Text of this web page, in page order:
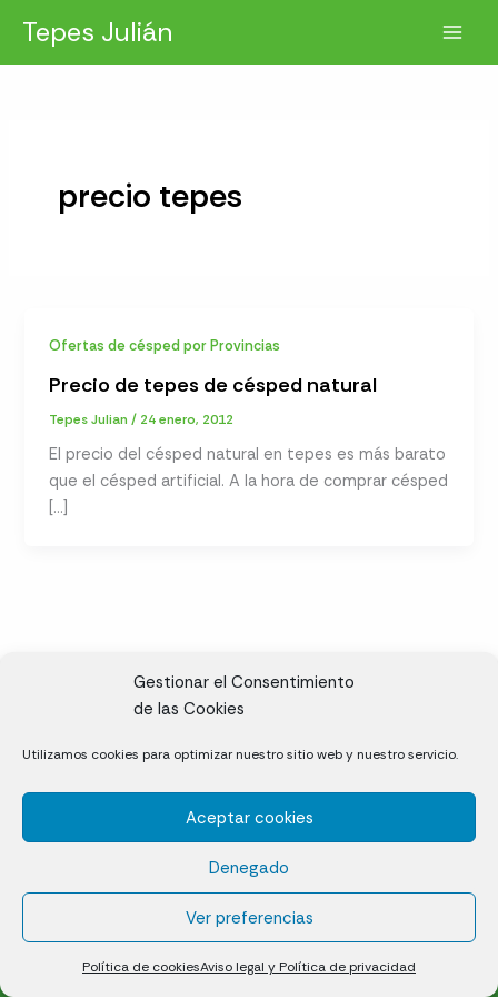
Gestionar el Consentimiento
de las Cookies
Utilizamos cookies para optimizar nuestro sitio web y nuestro servicio.
Aceptar cookies
Denegado
Ver preferencias
Política de cookiesAviso legal y Política de privacidad
contenido
Tepes Julián
precio tepes
Ofertas de césped por Provincias
Precio de tepes de césped natural
Tepes Julian/ 24 enero, 2012
El precio del césped natural en tepes es más barato
que el césped artificial. A la hora de comprar césped
[…]
Cáceres
Césped natural en tepes
Política de cookies (UE)
Aviso legal y Política de privacidad
¿Quiénes somos?
Contacto